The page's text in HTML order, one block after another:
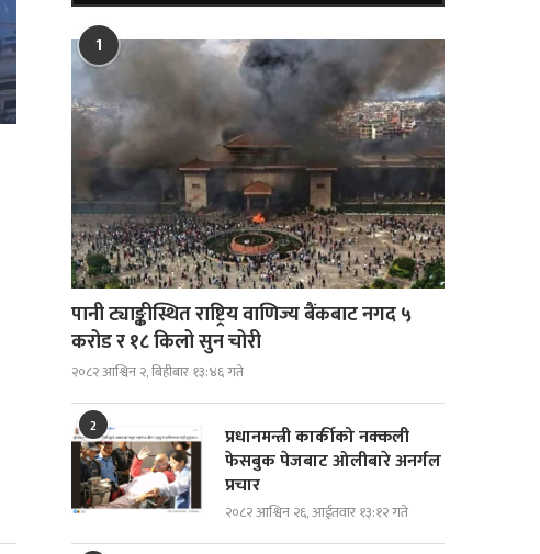
1
पानी ट्याङ्कीस्थित राष्ट्रिय वाणिज्य बैंकबाट नगद ५
करोड र १८ किलो सुन चोरी
२०८२ आश्विन २, बिहीबार १३:४६ गते
2
प्रधानमन्त्री कार्कीको नक्कली
फेसबुक पेजबाट ओलीबारे अनर्गल
प्रचार
२०८२ आश्विन २६, आईतवार १३:१२ गते